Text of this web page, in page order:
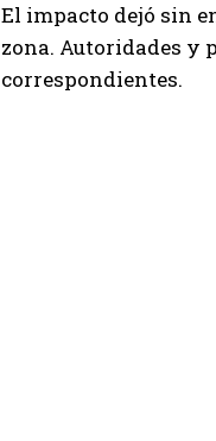
El impacto dejó sin
zona. Autoridades y
correspondientes.